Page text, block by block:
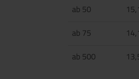
ab 50
ab 75
ab 500